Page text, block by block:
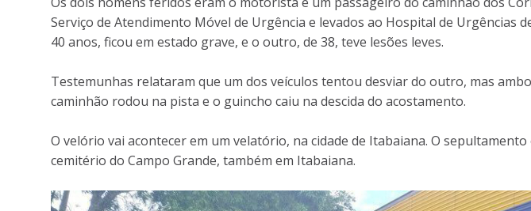
Serviço de Atendimento Móvel de Urgência e levados ao Hospital de Urgências
40 anos, ficou em estado grave, e o outro, de 38, teve lesões leves.
Testemunhas relataram que um dos veículos tentou desviar do outro, mas
caminhão rodou na pista e o guincho caiu na descida do acostamento.
O velório vai acontecer em um velatório, na cidade de Itabaiana. O
cemitério do Campo Grande, também em Itabaiana.